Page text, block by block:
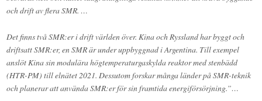
och drift av flera SMR. …
Det finns två SMR:er i drift världen över. Kina och Ryssland har byggt och
driftsatt SMR:er, en SMR är under uppbyggnad i Argentina. Till exempel
anslöt Kina sin modulära högtemperaturgaskylda reaktor med stenbädd
(HTR-PM) till elnätet 2021. Dessutom forskar många länder på SMR-teknik
och planerar att använda SMR:er för sin framtida energiförsörjning.”…